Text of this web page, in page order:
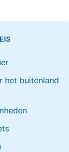
het buitenland